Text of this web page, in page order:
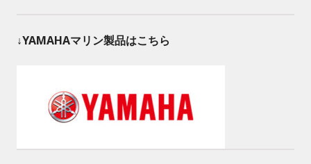
↓YAMAHAマリン製品はこちら